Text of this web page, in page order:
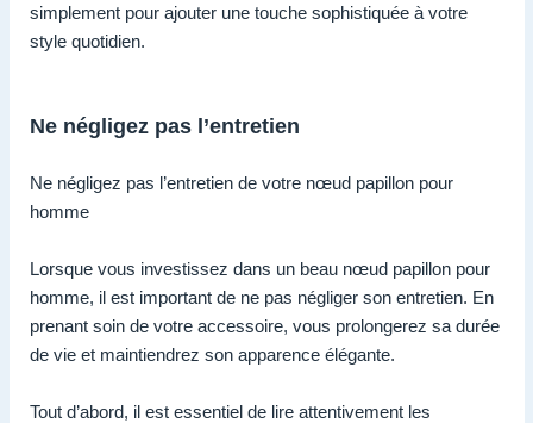
simplement pour ajouter une touche sophistiquée à votre
style quotidien.
Ne négligez pas l’entretien
Ne négligez pas l’entretien de votre nœud papillon pour
homme
Lorsque vous investissez dans un beau nœud papillon pour
homme, il est important de ne pas négliger son entretien. En
prenant soin de votre accessoire, vous prolongerez sa durée
de vie et maintiendrez son apparence élégante.
Tout d’abord, il est essentiel de lire attentivement les